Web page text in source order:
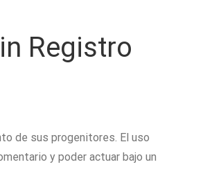
Registro
de sus progenitores. El uso
y poder actuar bajo un